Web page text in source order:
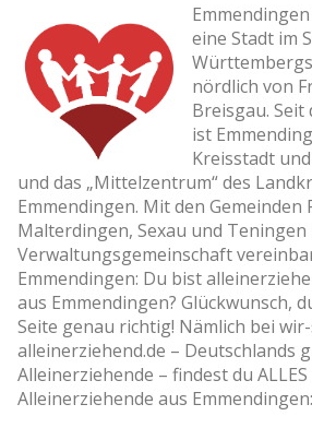
eine Stadt im
nördlich von
Breisgau. Seit
ist
Kreisstadt
und das „Mittelzentrum“ des
Emmendingen. Mit den Gemeinden
Malterdingen, Sexau und Teningen
Verwaltungsgemeinschaft
Emmendingen: Du bist
aus Emmendingen? Glückwunsch,
Seite genau richtig! Nämlich bei
alleinerziehend.de – Deutschlands
Alleinerziehende – findest du
Alleinerziehende aus Emmendingen: